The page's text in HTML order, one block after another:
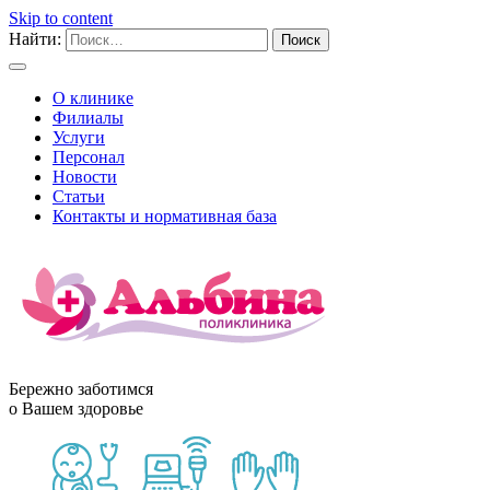
Skip to content
Найти:
О клинике
Филиалы
Услуги
Персонал
Новости
Статьи
Контакты и нормативная база
Бережно заботимся
о Вашем здоровье